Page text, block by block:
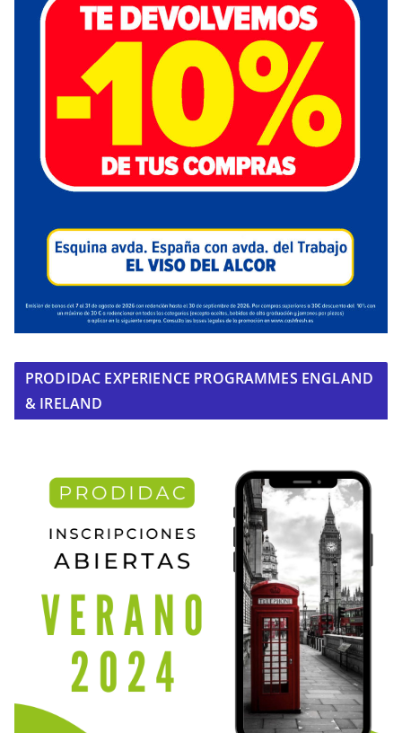
PRODIDAC EXPERIENCE PROGRAMMES ENGLAND
& IRELAND